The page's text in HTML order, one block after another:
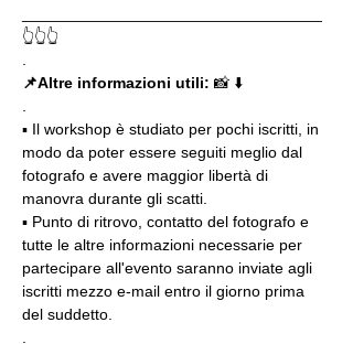
👆👆👆
📌Altre informazioni utili: 📸 ⬇️
▪️ Il workshop è studiato per pochi iscritti, in
modo da poter essere seguiti meglio dal
fotografo e avere maggior libertà di
manovra durante gli scatti.
▪️ Punto di ritrovo, contatto del fotografo e
tutte le altre informazioni necessarie per
partecipare all'evento saranno inviate agli
iscritti mezzo e-mail entro il giorno prima
del suddetto.